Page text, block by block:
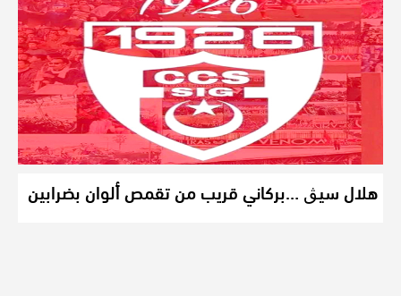
هلال سيڨ …بركاني قريب من تقمص ألوان بضرابين